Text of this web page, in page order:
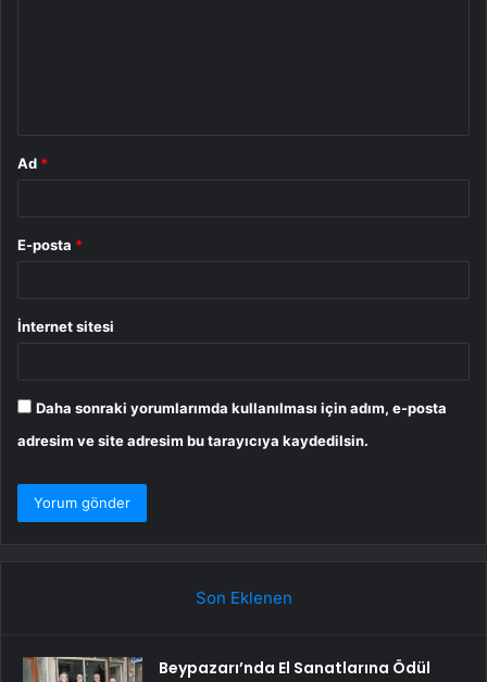
Ad *
E-posta *
İnternet sitesi
Daha sonraki yorumlarımda kullanılması için adım, e-posta
adresim ve site adresim bu tarayıcıya kaydedilsin.
Son Eklenen
Beypazarı’nda El Sanatlarına Ödül